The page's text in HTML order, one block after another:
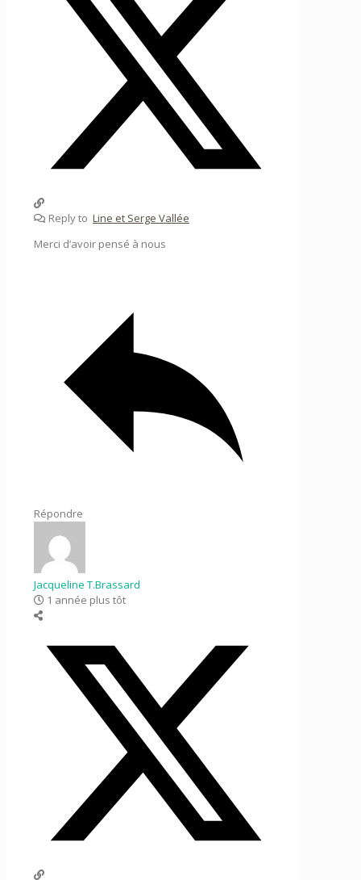
Reply to Line et Serge Vallée
Merci d’avoir pensé à nous
Répondre
Jacqueline T.Brassard
1 année plus tôt